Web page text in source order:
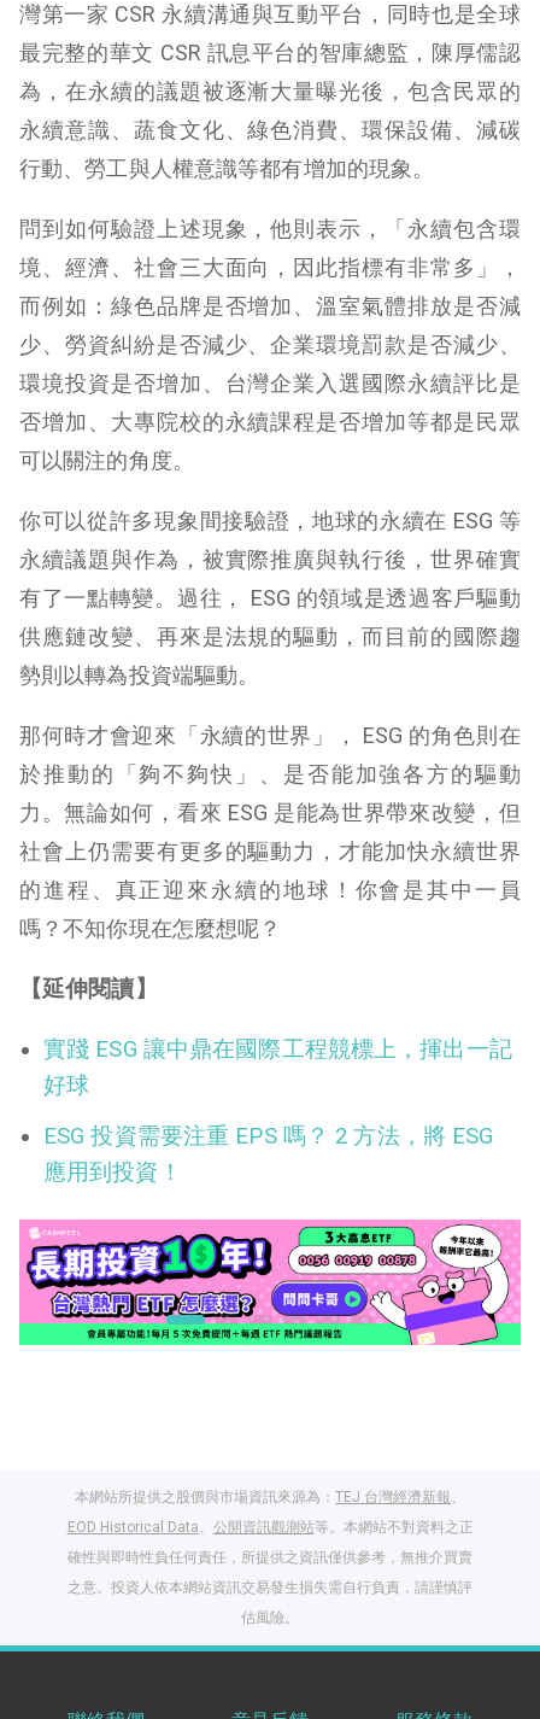
灣第一家 CSR 永續溝通與互動平台，同時也是全球
最完整的華文 CSR 訊息平台的智庫總監，陳厚儒認
為，在永續的議題被逐漸大量曝光後，包含民眾的
永續意識、蔬食文化、綠色消費、環保設備、減碳
行動、勞工與人權意識等都有增加的現象。
問到如何驗證上述現象，他則表示，「永續包含環
境、經濟、社會三大面向，因此指標有非常多」，
而例如：綠色品牌是否增加、溫室氣體排放是否減
少、勞資糾紛是否減少、企業環境罰款是否減少、
環境投資是否增加、台灣企業入選國際永續評比是
否增加、大專院校的永續課程是否增加等都是民眾
可以關注的角度。
你可以從許多現象間接驗證，地球的永續在 ESG 等
永續議題與作為，被實際推廣與執行後，世界確實
有了一點轉變。過往， ESG 的領域是透過客戶驅動
供應鏈改變、再來是法規的驅動，而目前的國際趨
勢則以轉為投資端驅動。
那何時才會迎來「永續的世界」， ESG 的角色則在
於推動的「夠不夠快」、是否能加強各方的驅動
力。無論如何，看來 ESG 是能為世界帶來改變，但
社會上仍需要有更多的驅動力，才能加快永續世界
的進程、真正迎來永續的地球！你會是其中一員
嗎？不知你現在怎麼想呢？
【延伸閱讀】
實踐 ESG 讓中鼎在國際工程競標上，揮出一記
好球
ESG 投資需要注重 EPS 嗎？ 2 方法，將 ESG
應用到投資！
本網站所提供之股價與市場資訊來源為： TEJ 台灣經濟新報、
EOD Historical Data、 公開資訊觀測站等。本網站不對資料之正
確性與即時性負任何責任，所提供之資訊僅供參考，無推介買賣
之意。投資人依本網站資訊交易發生損失需自行負責，請謹慎評
估風險。